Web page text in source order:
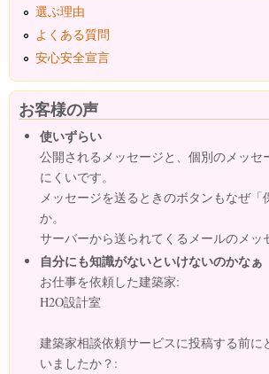
選ぶ理由
よくある質問
安心安全宣言
お客様の声
使いずらい
公開されるメッセージと、個別のメッセ
にくいです。
メッセージを送るときのボタンもなぜ「
か。
サーバーから送られてくるメールのメッ
自分にも知識がないといけないのかなぁ
お仕事を依頼した建築家:
H2O設計室
建築家相談依頼サービスに投稿する前に
いましたか？: